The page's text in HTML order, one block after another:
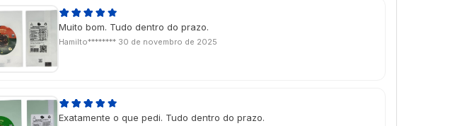
Muito bom. Tudo dentro do prazo.
Hamilto******** 30 de novembro de 2025
Exatamente o que pedi. Tudo dentro do prazo.